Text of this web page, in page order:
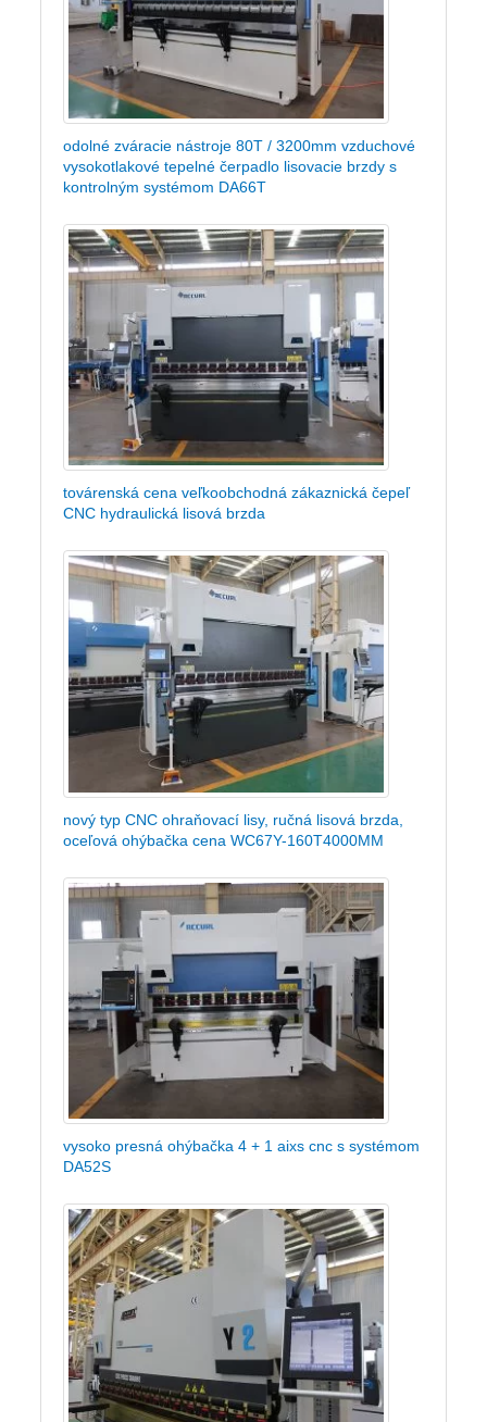
odolné zváracie nástroje 80T / 3200mm vzduchové
vysokotlakové tepelné čerpadlo lisovacie brzdy s
kontrolným systémom DA66T
továrenská cena veľkoobchodná zákaznická čepeľ
CNC hydraulická lisová brzda
nový typ CNC ohraňovací lisy, ručná lisová brzda,
oceľová ohýbačka cena WC67Y-160T4000MM
vysoko presná ohýbačka 4 + 1 aixs cnc s systémom
DA52S